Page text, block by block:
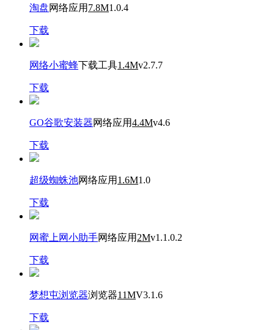
淘盘网络应用 7.8M1.0.4
下载
网络小蜜蜂下载工具1.4Mv2.7.7
下载
GO谷歌安装器网络应用4.4Mv4.6
下载
超级蜘蛛池网络应用 1.6M1.0
下载
网蜜上网小助手网络应用 2Mv1.1.0.2
下载
梦想屯浏览器浏览器11MV3.1.6
下载